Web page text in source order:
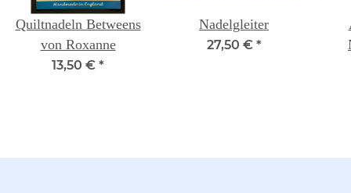
Quiltnadeln Betweens
von Roxanne
13,50 € *
Nadelgleiter
27,50 € *